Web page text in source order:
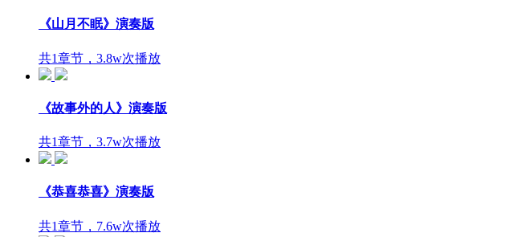
《山月不眠》演奏版
共1章节，3.8w次播放
《故事外的人》演奏版
共1章节，3.7w次播放
《恭喜恭喜》演奏版
共1章节，7.6w次播放